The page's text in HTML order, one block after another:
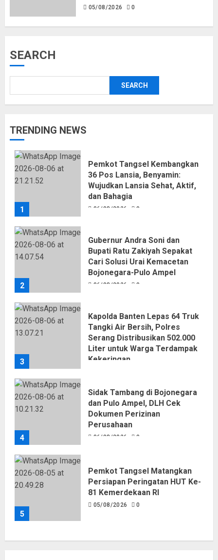
05/08/2026 0
SEARCH
SEARCH
TRENDING NEWS
1
Pemkot Tangsel Kembangkan
36 Pos Lansia, Benyamin:
Wujudkan Lansia Sehat, Aktif,
dan Bahagia
06/08/2026 0
2
Gubernur Andra Soni dan
Bupati Ratu Zakiyah Sepakat
Cari Solusi Urai Kemacetan
Bojonegara-Pulo Ampel
06/08/2026 0
3
Kapolda Banten Lepas 64 Truk
Tangki Air Bersih, Polres
Serang Distribusikan 502.000
Liter untuk Warga Terdampak
Kekeringan
4
Sidak Tambang di Bojonegara
dan Pulo Ampel, DLH Cek
Dokumen Perizinan
Perusahaan
06/08/2026 0
5
Pemkot Tangsel Matangkan
Persiapan Peringatan HUT Ke-
81 Kemerdekaan RI
05/08/2026 0